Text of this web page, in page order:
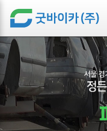
본문 바로가기